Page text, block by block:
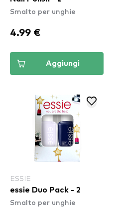
Smalto per unghie
4.99 €
Aggiungi
ESSIE
essie Duo Pack - 2
Smalto per unghie